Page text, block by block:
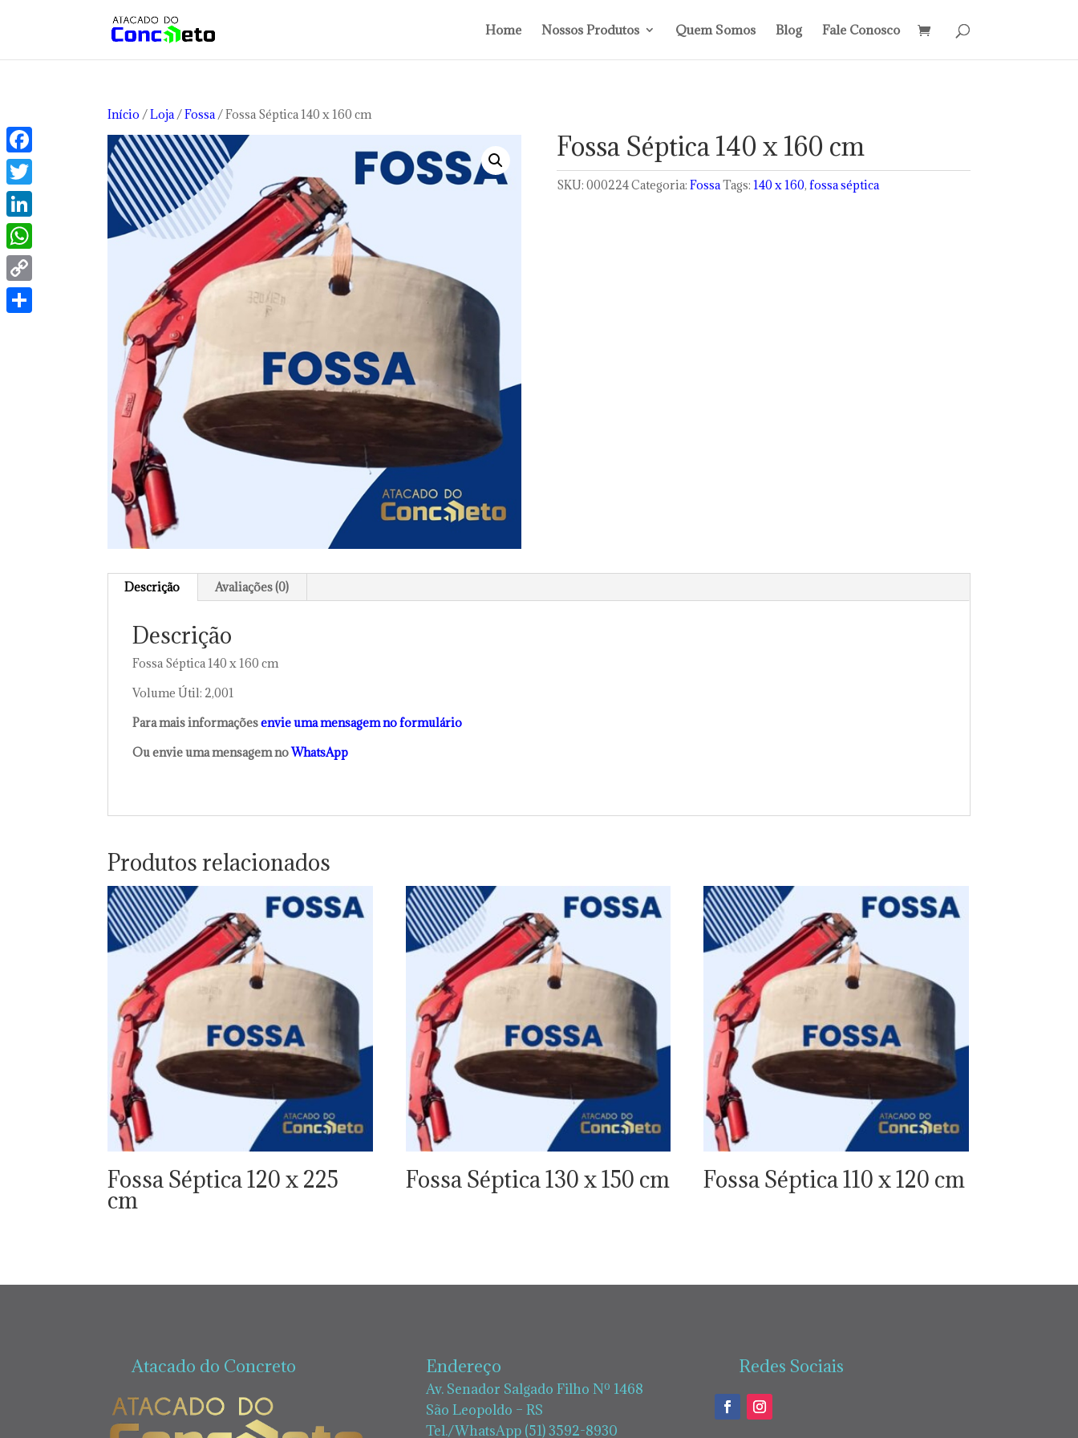
Home Nossos Produtos Quem Somos Blog Fale Conosco
Início /Loja/Fossa/ Fossa Séptica 140 x 160 cm
Fossa Séptica 140 x 160 cm
SKU: 000224Categoria: FossaTags: 140 x 160, fossa séptica
Descrição Avaliações (0)
Descrição
Fossa Séptica 140 x 160 cm
Volume Útil: 2,001
Para mais informaçõesenvie uma mensagem no formulário
Ou envie uma mensagem noWhatsApp
Produtos relacionados
Fossa Séptica 120 x 225
cm
Fossa Séptica 130 x 150 cm Fossa Séptica 110 x 120 cm
Atacado do Concreto Endereço
Av. Senador Salgado Filho Nº 1468
São Leopoldo – RS
Tel./WhatsApp (51) 3592-8930
Redes Sociais
Facebook
Twitter
LinkedIn
WhatsApp
Copy